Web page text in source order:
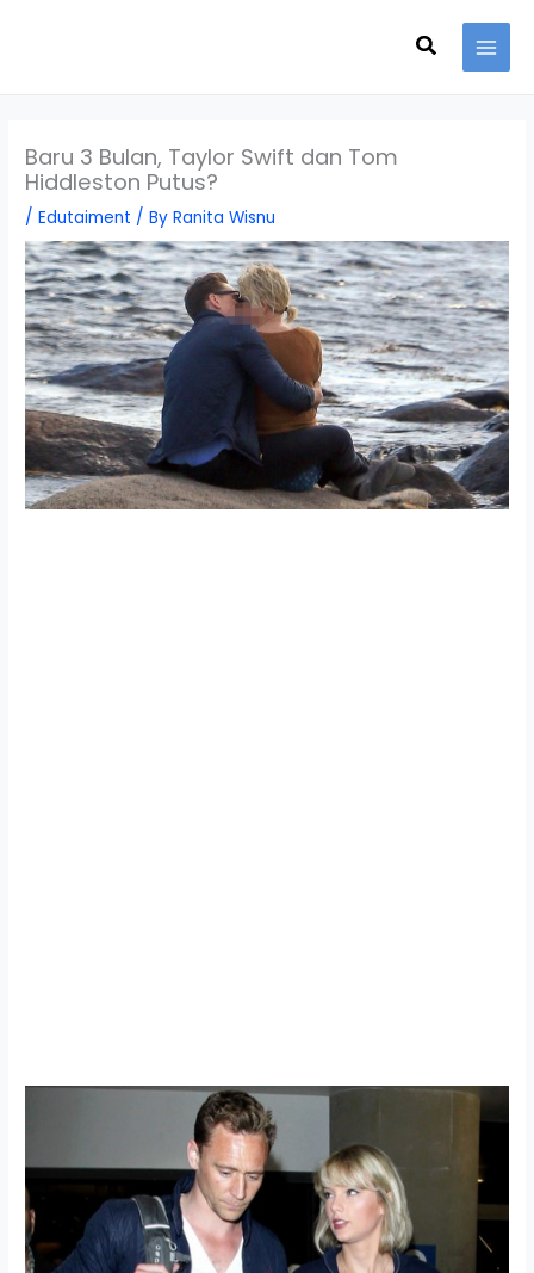
Search
Baru 3 Bulan, Taylor Swift dan Tom
Hiddleston Putus?
/Edutaiment / ByRanita Wisnu